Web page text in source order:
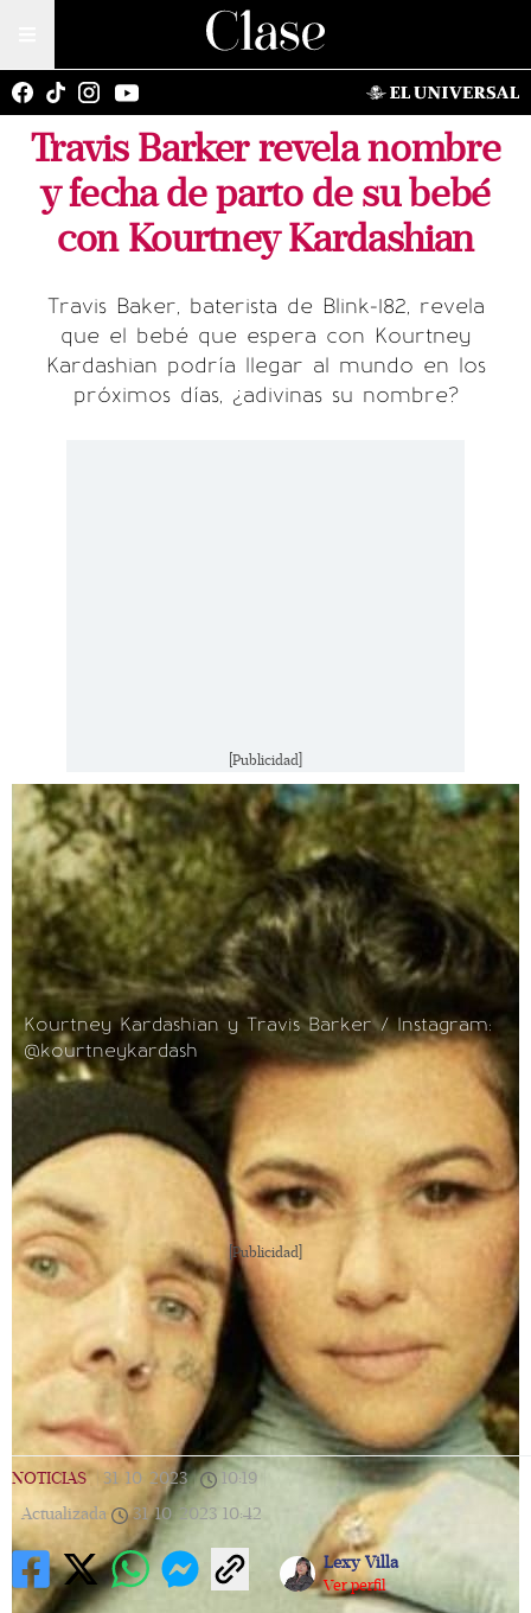
Travis Barker revela nombre
y fecha de parto de su bebé
con Kourtney Kardashian
Travis Baker, baterista de Blink-182, revela
que el bebé que espera con Kourtney
Kardashian podría llegar al mundo en los
próximos días, ¿adivinas su nombre?
[Publicidad]
Kourtney Kardashian y Travis Barker / Instagram:
@kourtneykardash
[Publicidad]
NOTICIAS 31/10/2023 | 10:19
Actualizada
31/10/2023 10:42
Lexy Villa
Ver perfil